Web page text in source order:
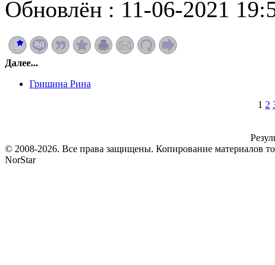
Обновлён : 11-06-2021
Далее...
Гришина Рина
1 2
© 2008-2026. Все права защищены. Копирование материалов
NorStar